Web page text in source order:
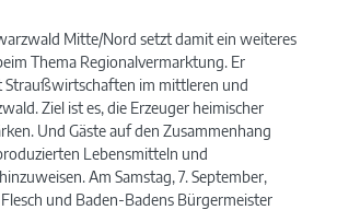
Mitte/Nord setzt damit ein weiteres
Thema Regionalvermarktung. Er
Straußwirtschaften im mittleren und
Ziel ist es, die Erzeuger heimischer
Und Gäste auf den Zusammenhang
Lebensmitteln und
Am Samstag, 7. September,
und Baden-Badens Bürgermeister